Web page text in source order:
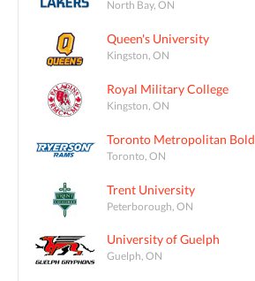
North Bay, ON
Queen's University
Kingston, ON
Royal Military College
Kingston, ON
Toronto Metropolitan Bold
Toronto, ON
Trent University
Peterborough, ON
University of Guelph
Guelph, ON